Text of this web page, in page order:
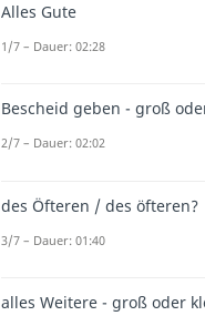
Alles Gute
1/7 – Dauer: 02:28
Bescheid geben - groß
2/7 – Dauer: 02:02
des Öfteren / des öfteren?
3/7 – Dauer: 01:40
alles Weitere - groß oder